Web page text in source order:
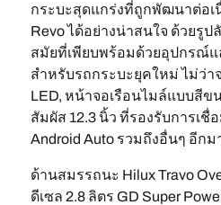
กระบะสุดแกร่งที่ถูกพัฒนาต่อเ
Revo ได้อย่างน่าสนใจ ด้วยรู
สมัยที่เพียบพร้อมด้วยอุปกรณ์แ
สำหรับรถกระบะยุคใหม่ ไม่ว่า
LED, หน้าจอเรือนไมล์แบบสีข
สัมผัส 12.3 นิ้ว ที่รองรับการเชื่
Android Auto รวมถึงอื่นๆ อีกม
ด้านสมรรถนะ Hilux Travo
ดีเซล 2.8 ลิตร GD Super